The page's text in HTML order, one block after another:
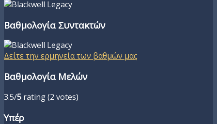
Βαθμολογία Συντακτών
Δείτε την ερμηνεία των βαθμών μας
Βαθμολογία Μελών
3.5/5 rating (2 votes)
Υπέρ